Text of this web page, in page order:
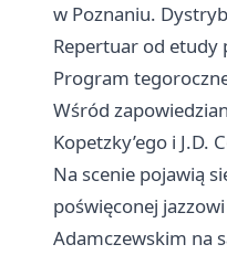
w Poznaniu.
Repertuar od etudy
Program
Wśród
Kopetzky’ego i J.D.
Na scenie pojawią
poświęconej
Adamczewskim na